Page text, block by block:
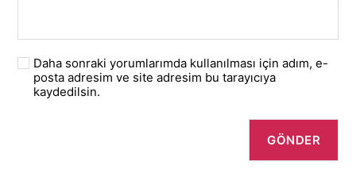
Daha sonraki yorumlarımda kullanılması için adım, e-
posta adresim ve site adresim bu tarayıcıya
kaydedilsin.